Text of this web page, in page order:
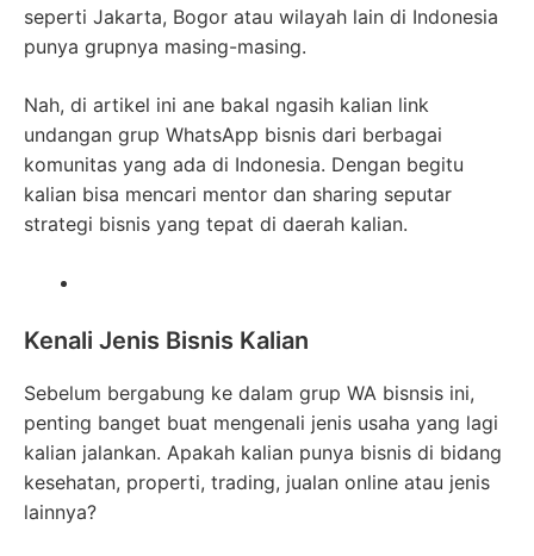
seperti Jakarta, Bogor atau wilayah lain di Indonesia
punya grupnya masing-masing.
Nah, di artikel ini ane bakal ngasih kalian link
undangan grup WhatsApp bisnis dari berbagai
komunitas yang ada di Indonesia. Dengan begitu
kalian bisa mencari mentor dan sharing seputar
strategi bisnis yang tepat di daerah kalian.
Kenali Jenis Bisnis Kalian
Sebelum bergabung ke dalam grup WA bisnsis ini,
penting banget buat mengenali jenis usaha yang lagi
kalian jalankan. Apakah kalian punya bisnis di bidang
kesehatan, properti, trading, jualan online atau jenis
lainnya?